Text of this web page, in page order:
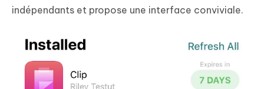
indépendants et propose une interface conviviale.